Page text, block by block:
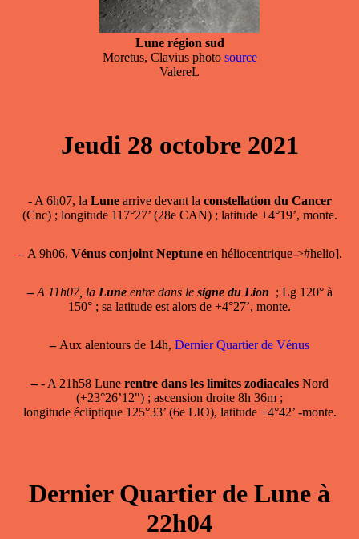
Lune région sud
Moretus, Clavius photo source
ValereL
Jeudi 28 octobre 2021
- A 6h07, la Lunearrive devant la constellation du Cancer
(Cnc) ; longitude 117°27’ (28e CAN) ; latitude +4°19’, monte.
–A 9h06, Vénus conjoint Neptuneen héliocentrique->#helio].
– A 11h07, la Luneentre dans le signe du Lion ; Lg 120° à
150° ; sa latitude est alors de +4°27’, monte.
–Aux alentours de 14h, Dernier Quartier de Vénus
– - A 21h58 Lune rentre dans les limites zodiacalesNord
(+23°26’12") ; ascension droite 8h 36m ;
longitude écliptique 125°33’ (6e LIO), latitude +4°42’ -monte.
Dernier Quartier de Lune à
22h04